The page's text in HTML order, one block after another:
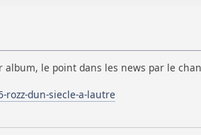
le point dans les news par le
dun-siecle-a-lautre